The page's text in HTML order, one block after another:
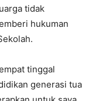
tidak
hukuman
tinggal
generasi tua